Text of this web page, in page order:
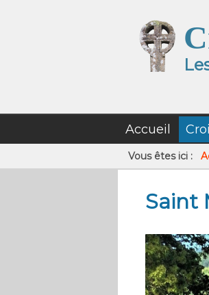
Accueil
Vous êtes ici :
Saint